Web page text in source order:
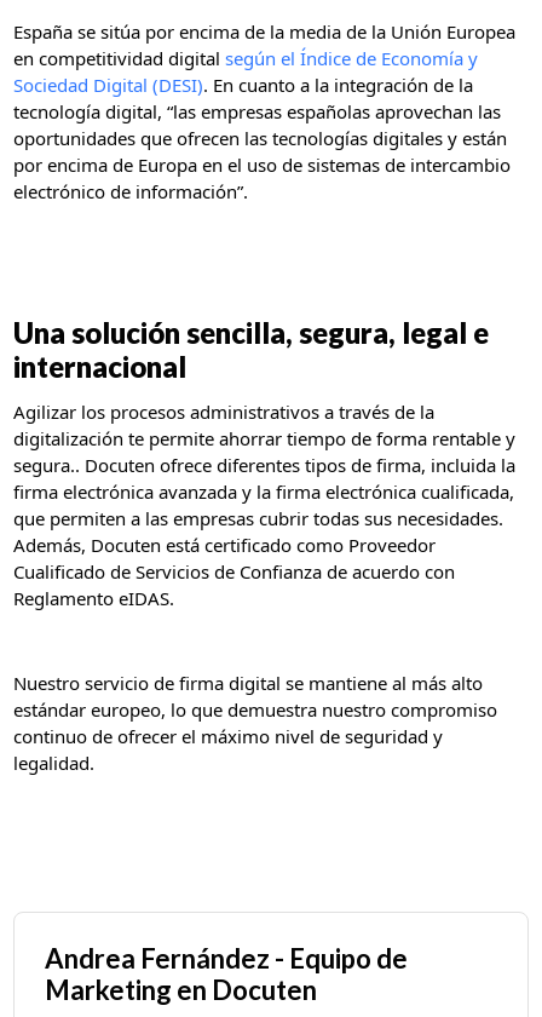
España se sitúa por encima de la media de la Unión Europea
en competitividad digitalsegún el Índice de Economía y
Sociedad Digital (DESI). En cuanto a la integración de la
tecnología digital, “las empresas españolas aprovechan las
oportunidades que ofrecen las tecnologías digitales y están
por encima de Europa en el uso de sistemas de intercambio
electrónico de información”.
Una solución sencilla, segura, legal e
internacional
Agilizar los procesos administrativos a través de la
digitalización te permite ahorrar tiempo de forma rentable y
segura.. Docuten ofrece diferentes tipos de firma, incluida la
firma electrónica avanzada y la firma electrónica cualificada,
que permiten a las empresas cubrir todas sus necesidades.
Además, Docuten está certificado como Proveedor
Cualificado de Servicios de Confianza de acuerdo con
Reglamento eIDAS.
Nuestro servicio de firma digital se mantiene al más alto
estándar europeo, lo que demuestra nuestro compromiso
continuo de ofrecer el máximo nivel de seguridad y
legalidad.
Andrea Fernández - Equipo de
Marketing en Docuten